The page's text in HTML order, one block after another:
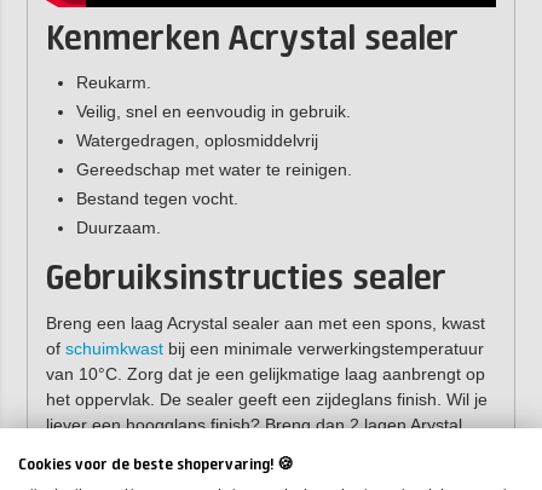
Kenmerken Acrystal sealer
Reukarm.
Veilig, snel en eenvoudig in gebruik.
Watergedragen, oplosmiddelvrij
Gereedschap met water te reinigen.
Bestand tegen vocht.
Duurzaam.
Gebruiksinstructies sealer
Breng een laag Acrystal sealer aan met een spons, kwast
of schuimkwastbij een minimale verwerkingstemperatuur
van 10°C. Zorg dat je een gelijkmatige laag aanbrengt op
het oppervlak. De sealer geeft een zijdeglans finish. Wil je
liever een hoogglans finish? Breng dan 2 lagen Arystal
van de lagen.
Cookies voor de beste shopervaring! 🍪